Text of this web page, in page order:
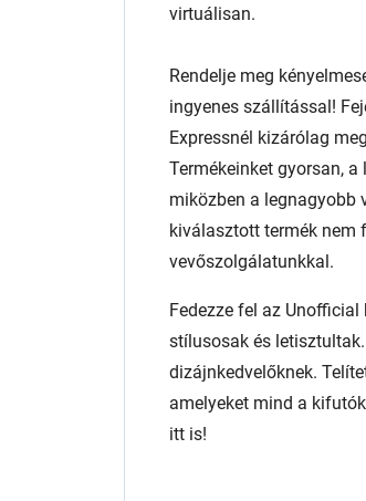
virtuálisan.
Rendelje meg
ingyenes szállítással!
Expressnél kizárólag
Termékeinket gyorsan,
miközben a legnagyobb
kiválasztott termék nem
vevőszolgálatunkkal.
Fedezze fel az
stílusosak és
dizájnkedvelőknek.
amelyeket mind a
itt is!